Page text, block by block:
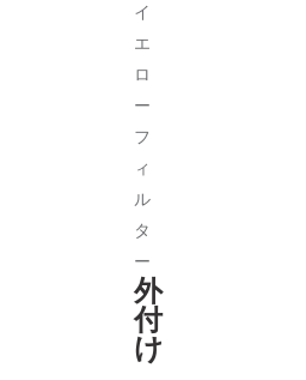
イ
エ
ロ
ー
フ
ィ
ル
タ
ー
外
付
け